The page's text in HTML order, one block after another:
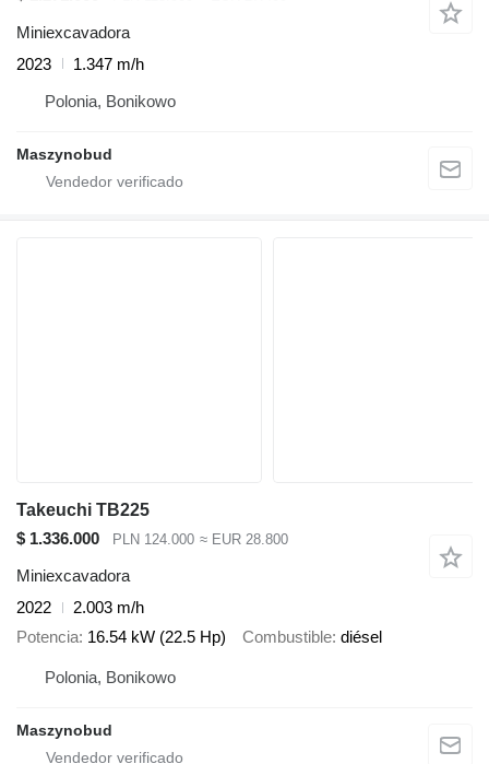
Miniexcavadora
2023
1.347 m/h
Polonia, Bonikowo
Maszynobud
Takeuchi TB225
$ 1.336.000
PLN 124.000 ≈ EUR 28.800
Miniexcavadora
2022
2.003 m/h
Potencia 16.54 kW (22.5 Hp) Combustible diésel
Polonia, Bonikowo
Maszynobud